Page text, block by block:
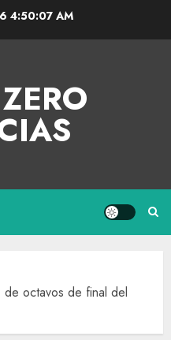
4:50:08 AM
octavos de final del